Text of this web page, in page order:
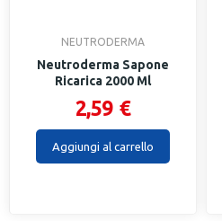
NEUTRODERMA
Neutroderma Sapone
Ricarica 2000 Ml
2,59 €
Aggiungi al carrello